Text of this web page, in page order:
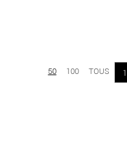
50 100 TOUS 1